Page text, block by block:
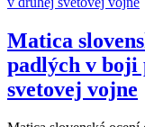
Matica
padlých v
svetovej vojne